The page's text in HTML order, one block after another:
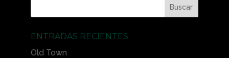
ENTRADAS RECIENTES
Old Town